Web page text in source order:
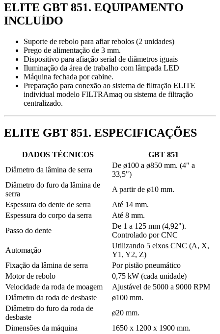
ELITE GBT 851. EQUIPAMENTO
INCLUÍDO
Suporte de rebolo para afiar rebolos (2 unidades)
Prego de alimentação de 3 mm.
Dispositivo para afiação serial de diâmetros iguais
Iluminação da área de trabalho com lâmpada LED
Máquina fechada por cabine.
Preparação para conexão ao sistema de filtração ELITE
individual modelo FILTRAmaq ou sistema de filtração
centralizado.
ELITE GBT 851. ESPECIFICAÇÕES
DADOS TÉCNICOS
GBT 851
Diâmetro da lâmina de serra
De ø100 a ø850 mm. (4" a
33,5")
Diâmetro do furo da lâmina de
serra
A partir de ø10 mm.
Espessura do dente de serra
Até 14 mm.
Espessura do corpo da serra
Até 8 mm.
Passo do dente
De 1 a 125 mm (4,92").
Controlado por CNC
Automação
Utilizando 5 eixos CNC (A, X,
Y1, Y2, Z)
Fixação da lâmina de serra
Por pistão pneumático
Motor de rebolo
0,75 kW (cada unidade)
Velocidade da roda de moagem
Ajustável de 5000 a 9000 RPM
Diâmetro da roda de desbaste
ø100 mm.
Diâmetro do furo da roda de
desbaste
ø20 mm.
Dimensões da máquina
1650 x 1200 x 1900 mm.